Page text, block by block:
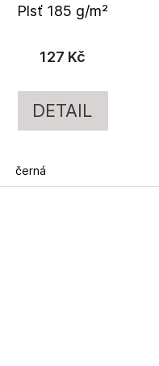
Plsť 185 g/m²
127 Kč
DETAIL
černá